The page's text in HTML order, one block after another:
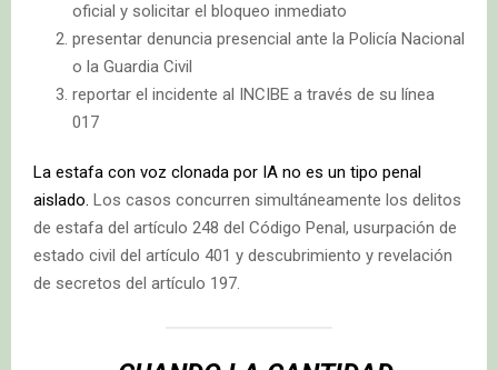
oficial y solicitar el bloqueo inmediato
presentar denuncia presencial ante la Policía Nacional
o la Guardia Civil
reportar el incidente al INCIBE a través de su línea
017
La estafa con voz clonada por IA no es un tipo penal
aislado. Los casos concurren simultáneamente los delitos
de estafa del artículo 248 del Código Penal, usurpación de
estado civil del artículo 401 y descubrimiento y revelación
de secretos del artículo 197.